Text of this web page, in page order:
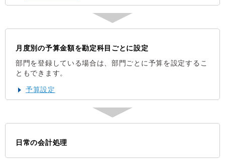
月度別の予算金額を勘定科目ごとに設定
部門を登録している場合は、部門ごとに予算を設定するこ
ともできます。
予算設定
日常の会計処理